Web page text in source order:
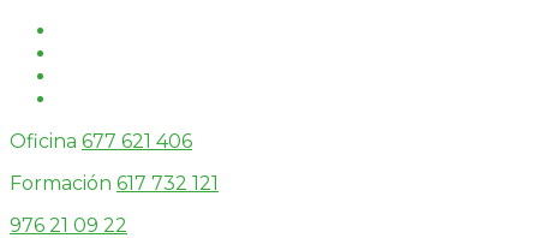
Oficina 677 621 406
Formación 617 732 121
976 21 09 22